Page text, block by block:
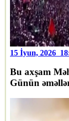
15 İyun, 2026
Bu axşam
Günün